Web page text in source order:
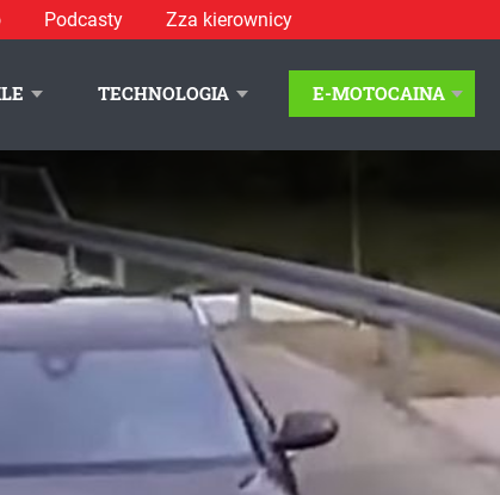
Podcasty Zza kierownicy
TECHNOLOGIA E-MOTOCAINA